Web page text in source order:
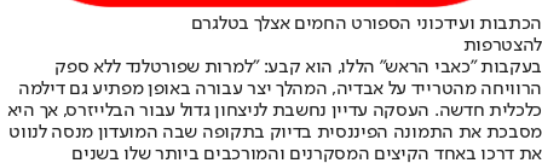
הכתבות ועידכוני הספורט החמים אצלך בטלגרם
להצטרפות
בעקבות "כאבי הראש" הללו, הוא קבע: "למרות שפורטלנד ללא ספק
הרוויחה מהטרייד על אבדיה, המהלך יצר עבורה באופן מפתיע גם דילמה
כלכלית חדשה. העסקה עדיין נחשבת לניצחון גדול עבור הבלייזרס, אך היא
מסבכת את התמונה הפיננסית בדיוק בתקופה שבה המועדון מנסה לנווט
את דרכו באחד הקיצים המסקרנים והמורכבים ביותר שלו בשנים